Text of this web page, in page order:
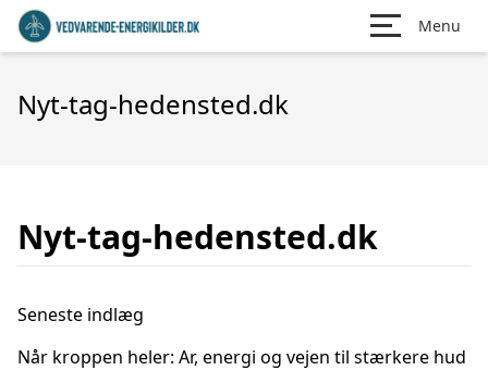
Menu
Nyt-tag-hedensted.dk
Nyt-tag-hedensted.dk
Seneste indlæg
Når kroppen heler: Ar, energi og vejen til stærkere hud